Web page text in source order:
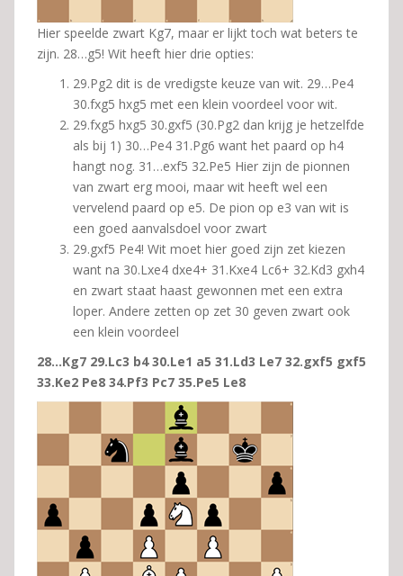
Hier speelde zwart Kg7, maar er lijkt toch wat beters te
zijn. 28…g5! Wit heeft hier drie opties:
29.Pg2 dit is de vredigste keuze van wit. 29…Pe4
30.fxg5 hxg5 met een klein voordeel voor wit.
29.fxg5 hxg5 30.gxf5 (30.Pg2 dan krijg je hetzelfde
als bij 1) 30…Pe4 31.Pg6 want het paard op h4
hangt nog. 31…exf5 32.Pe5 Hier zijn de pionnen
van zwart erg mooi, maar wit heeft wel een
vervelend paard op e5. De pion op e3 van wit is
een goed aanvalsdoel voor zwart
29.gxf5 Pe4! Wit moet hier goed zijn zet kiezen
want na 30.Lxe4 dxe4+ 31.Kxe4 Lc6+ 32.Kd3 gxh4
en zwart staat haast gewonnen met een extra
loper. Andere zetten op zet 30 geven zwart ook
een klein voordeel
28…Kg7 29.Lc3 b4 30.Le1 a5 31.Ld3 Le7 32.gxf5 gxf5
33.Ke2 Pe8 34.Pf3 Pc7 35.Pe5 Le8